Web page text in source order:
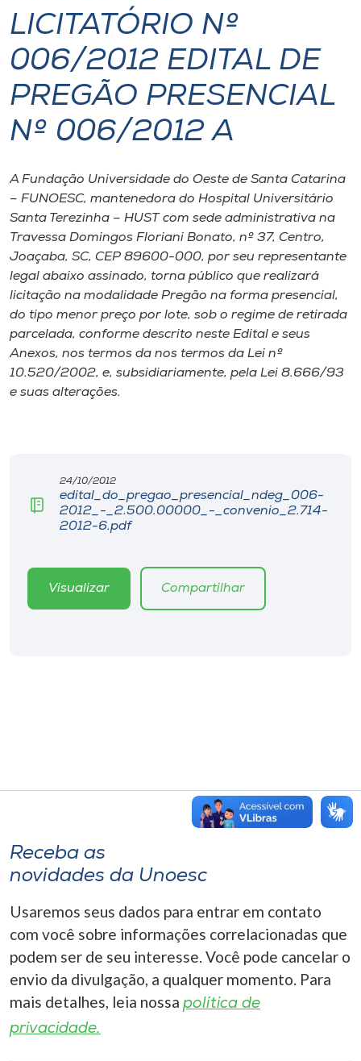
I.nova
Diplomados
Cultura
CPA
Biblioteca
Editora
Rádio
Museu
Selecione
LICITATÓRIO Nº
006/2012 EDITAL DE
PREGÃO PRESENCIAL
Nº 006/2012 A
A Fundação Universidade do Oeste de Santa Catarina
– FUNOESC, mantenedora do Hospital Universitário
Santa Terezinha – HUST com sede administrativa na
Travessa Domingos Floriani Bonato, nº 37, Centro,
Joaçaba, SC, CEP 89600-000, por seu representante
legal abaixo assinado, torna público que realizará
licitação na modalidade Pregão na forma presencial,
do tipo menor preço por lote, sob o regime de retirada
parcelada, conforme descrito neste Edital e seus
Anexos, nos termos da nos termos da Lei nº
10.520/2002, e, subsidiariamente, pela Lei 8.666/93
e suas alterações.
24/10/2012
edital_do_pregao_presencial_ndeg_006-
2012_-_2.500.00000_-_convenio_2.714-
2012-6.pdf
Visualizar Compartilhar
Receba as
novidades da Unoesc
Usaremos seus dados para entrar em contato
com você sobre informações correlacionadas que
podem ser de seu interesse. Você pode cancelar o
envio da divulgação, a qualquer momento. Para
mais detalhes, leia nossa política de
privacidade.